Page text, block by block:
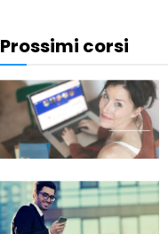
Prossimi corsi